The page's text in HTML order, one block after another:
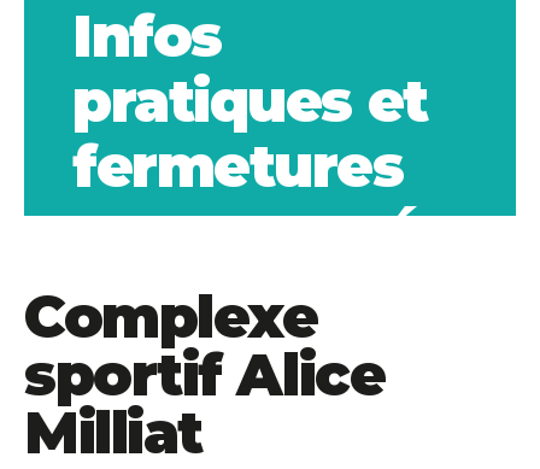
Infos
pratiques et
fermetures
programmées
Complexe
sportif Alice
Milliat